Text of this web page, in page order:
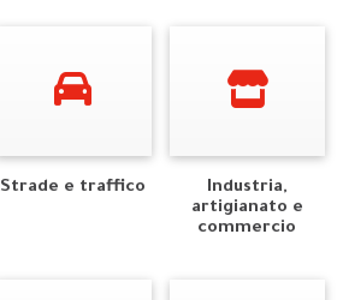
Strade e traffico
Industria,
artigianato e
commercio